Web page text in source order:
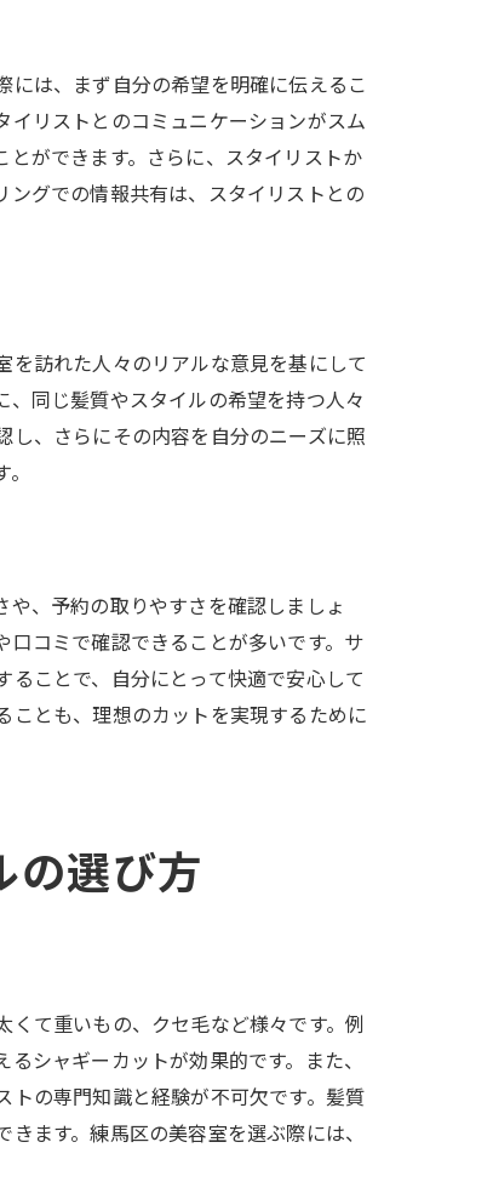
には、まず自分の希望を明確に伝えるこ
イリストとのコミュニケーションがスム
ができます。さらに、スタイリストか
ングでの情報共有は、スタイリストとの
を訪れた人々のリアルな意見を基にして
同じ髪質やスタイルの希望を持つ人々
し、さらにその内容を自分のニーズに照
、予約の取りやすさを確認しましょ
口コミで確認できることが多いです。サ
ことで、自分にとって快適で安心して
ことも、理想のカットを実現するために
の選び方
て重いもの、クセ毛など様々です。例
シャギーカットが効果的です。また、
トの専門知識と経験が不可欠です。髪質
ます。練馬区の美容室を選ぶ際には、